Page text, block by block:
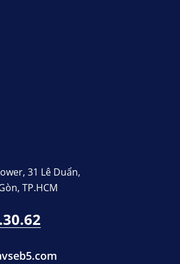
31 Lê Duẩn,
TP.HCM